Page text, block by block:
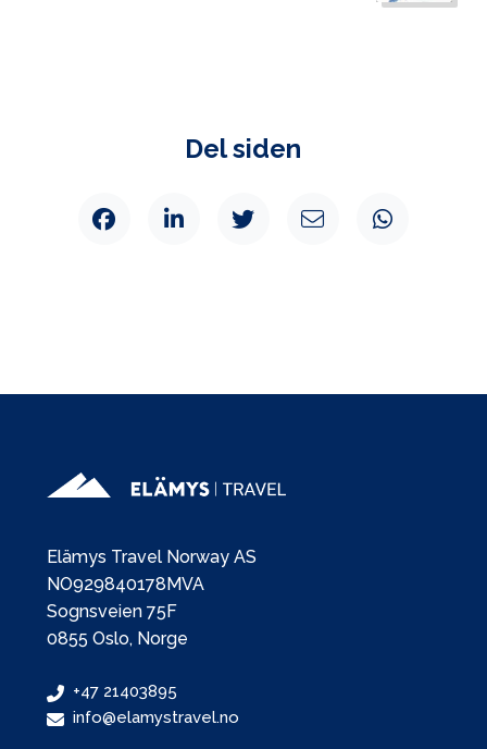
Del siden
Elämys Travel Norway AS
NO929840178MVA
Sognsveien 75F
0855 Oslo, Norge
+47 21403895
info@elamystravel.no